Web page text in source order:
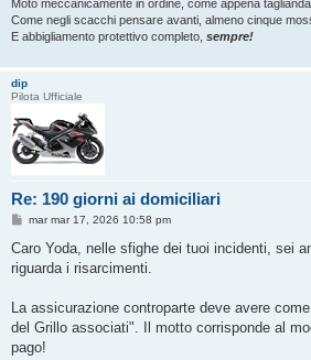
Moto meccanicamente in ordine, come appena
Come negli scacchi pensare avanti, almeno cinque
E abbigliamento protettivo completo, sempre!
dip
Pilota Ufficiale
Re: 190 giorni ai domiciliari
M
s
a
i
o
mar mar 17, 2026 10:58 pm
Caro Yoda, nelle sfighe dei tuoi incidenti, sei
riguarda i risarcimenti.
La assicurazione controparte deve avere
del Grillo associati". Il motto corrisponde al
pago!